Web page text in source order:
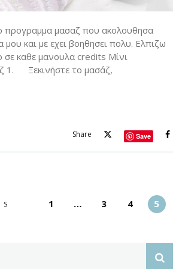
προγραμμα μασαζ που ακολουθησα
μου και με εχει βοηθησει πολυ. Ελπιζω
σε καθε μανουλα credits Μίνι
1. Ξεκινήστε το μασάζ,
Share Save
1 … 3 4 5